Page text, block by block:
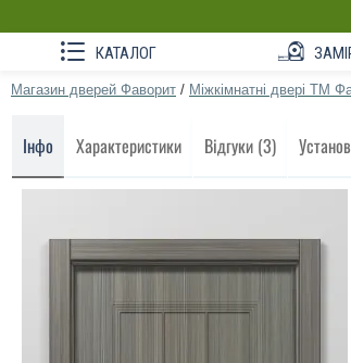
КАТАЛОГ
Магазин дверей Фаворит / Міжкімнатні двері ТМ
Інфо Характеристики Відгуки (3)